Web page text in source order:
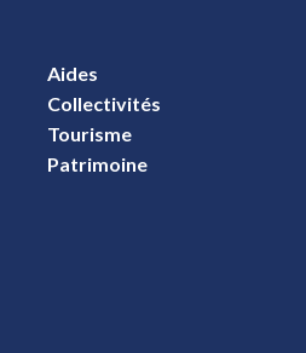
Aides
Collectivités
Tourisme
Patrimoine